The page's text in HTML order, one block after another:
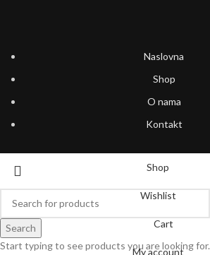
Naslovna
Shop
O nama
Kontakt
Search
Start typing to see products you are looking for.
Shop
Wishlist
Cart
My account